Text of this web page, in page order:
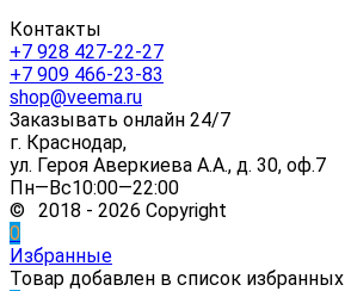
Контакты
+7 928 427-22-27
+7 909 466-23-83
shop@veema.ru
Заказывать онлайн 24/7
г. Краснодар,
ул. Героя Аверкиева А.А., д. 30, оф.7
Пн—Вс10:00—22:00
© 2018 - 2026 Copyright
0
Избранные
Товар добавлен в список избранных